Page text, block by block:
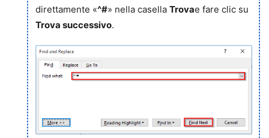
direttamente «^#» nella casella Trovae fare clic su
Trova successivo.